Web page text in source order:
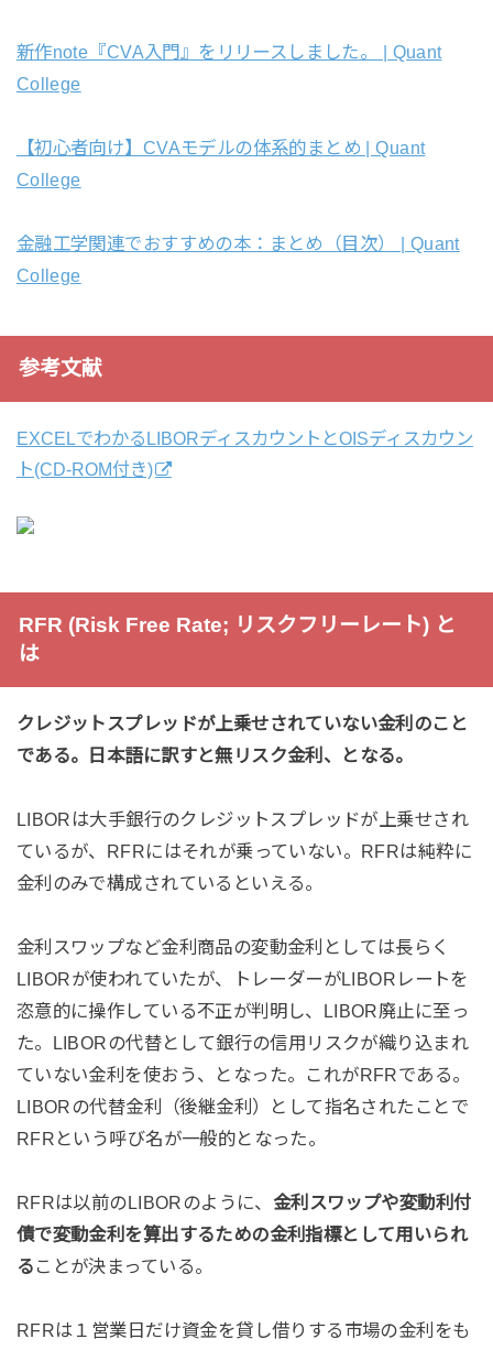
新作note『CVA入門』をリリースしました。 | Quant
College
【初心者向け】CVAモデルの体系的まとめ | Quant
College
金融工学関連でおすすめの本：まとめ（目次） | Quant
College
参考文献
EXCELでわかるLIBORディスカウントとOISディスカウン
ト(CD-ROM付き)
RFR (Risk Free Rate; リスクフリーレート) と
は
クレジットスプレッドが上乗せされていない金利のこと
である。日本語に訳すと無リスク金利、となる。
LIBORは大手銀行のクレジットスプレッドが上乗せされ
ているが、RFRにはそれが乗っていない。RFRは純粋に
金利のみで構成されているといえる。
金利スワップなど金利商品の変動金利としては長らく
LIBORが使われていたが、トレーダーがLIBORレートを
恣意的に操作している不正が判明し、LIBOR廃止に至っ
た。LIBORの代替として銀行の信用リスクが織り込まれ
ていない金利を使おう、となった。これがRFRである。
LIBORの代替金利（後継金利）として指名されたことで
RFRという呼び名が一般的となった。
RFRは以前のLIBORのように、 金利スワップや変動利付
債で変動金利を算出するための金利指標として用いられ
る ことが決まっている。
RFRは１営業日だけ資金を貸し借りする市場の金利をも